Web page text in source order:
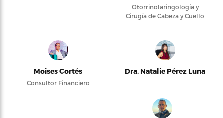
Otorrinolaringología y
Cirugía de Cabeza y Cuello
Moises Cortés
Consultor Financiero
Dra. Natalie Pérez Luna